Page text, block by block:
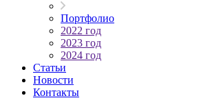
Портфолио
2022 год
2023 год
2024 год
Статьи
Новости
Контакты